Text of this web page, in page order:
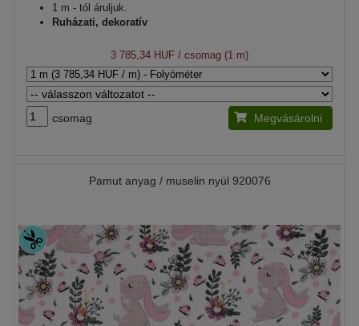
1 m - tól áruljuk.
Ruházati, dekoratív
3 785,34 HUF / csomag (1 m)
csomag Megvásárolni
Pamut anyag / muselin nyúl 920076